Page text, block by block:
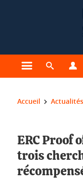
Ouvrir le menu
Ouvrir le
Vous êtes ici :
Accueil Actualités
ERC Proof
trois